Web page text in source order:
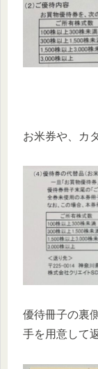
お米券や、カ
優待冊子の裏
手を用意して